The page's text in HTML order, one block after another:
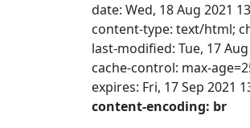
date: Wed, 18 Aug 2021
content-type: text/html;
last-modified: Tue, 17
cache-control: max-
expires: Fri, 17 Sep 2021
content-encoding: br